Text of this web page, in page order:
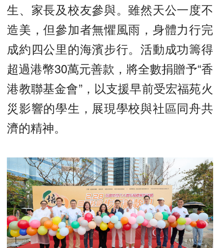
生、家長及校友參與。雖然天公一度不
造美，但參加者無懼風雨，身體力行完
成約四公里的海濱步行。活動成功籌得
超過港幣30萬元善款，將全數捐贈予“香
港教聯基金會”，以支援早前受宏福苑火
災影響的學生，展現學校與社區同舟共
濟的精神。